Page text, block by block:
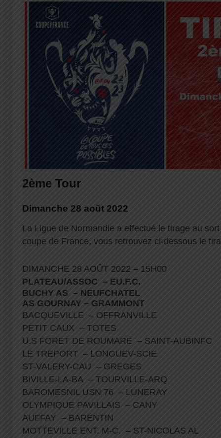
2ème Tour
Dimanche 28 août 2022
La Ligue de Normandie a effectué le tirage au
coupe de France, vous retrouvez ci-dessous le
DIMANCHE 28 AOÛT 2022 – 15H00
PLATEAU/ASSOC – EU.F.C.
BUCHY AS – NEUFCHATEL
AS GOURNAY – GRAMMONT
BACQUEVILLE – OFFRANVILLE
PETIT CAUX – TOTES
U.S FORET DE ROUMARE – SAINT-AUBINFC
LE TREPORT – LONGUEV-SCIE
ST-VALERY-CAU – GREGES
BIVILLE-LA-BA – TOURVILLE-ARQ
BAROMESNIL USN 76 – LUNERAY
OLYMPIQUE PAVILLAIS – CANY
AUFFAY – BARENTIN
MOTTEVILLE ENT. M-C. – ST-NICOLAS AL